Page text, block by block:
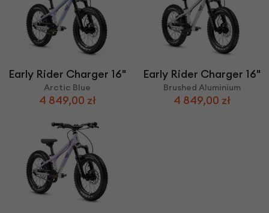
Early Rider Charger 16"
Arctic Blue
4 849,00 zł
Early Rider Charger 16"
Brushed Aluminium
4 849,00 zł